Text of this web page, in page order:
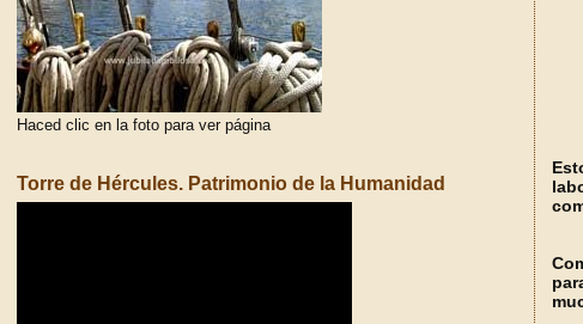
Haced clic en la foto para ver página
Torre de Hércules. Patrimonio de la Humanidad